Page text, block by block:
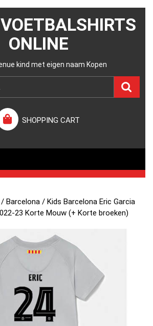
ONLINE
kind met eigen naam Kopen
SHOPPING CART
/Barcelona / Kids Barcelona Eric Garcia
23 Korte Mouw (+ Korte broeken)